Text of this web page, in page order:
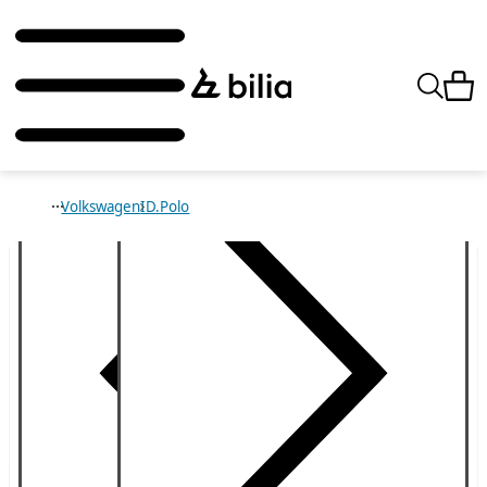
VolkswagenID.Polo